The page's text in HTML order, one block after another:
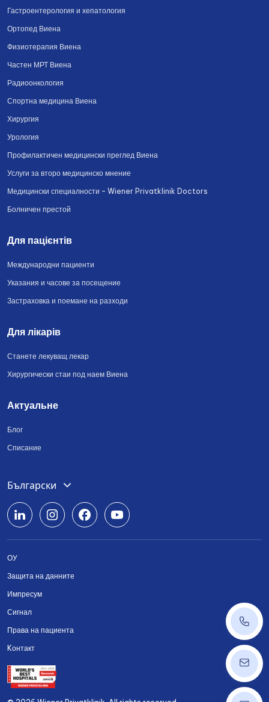
Гастроентерология и хепатология
Ортопед Виена
Физиотерапия Виена
Частен МРТ Виена
Радиоонкология
Спортна медицина Виена
Хирургия
Урология
Профилактичен медицински преглед Виена
Услуги за второ медицинско мнение
Медицински специалности – Wiener Privatklinik Doctors
Болничен престой
Для пацієнтів
Международни пациенти
Указания и часове за посещение
Застраховка и поемане на разходи
Для лікарів
Станете лекуващ лекар
Хирургически стаи под наем Виена
Актуальне
Блог
Списание
Български
Deutsch
English
Română
Srpski
Українська
ОУ
Защита на данните
Импресум
Сигнал
Права на пациента
Kонтакт
+43